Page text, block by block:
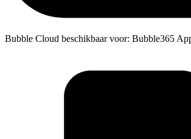
Bubble Cloud beschikbaar voor: Bubble365